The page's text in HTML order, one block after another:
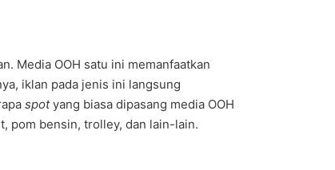
Media OOH satu ini memanfaatkan
iklan pada jenis ini langsung
spotyang biasa dipasang media OOH
pom bensin, trolley, dan lain-lain.